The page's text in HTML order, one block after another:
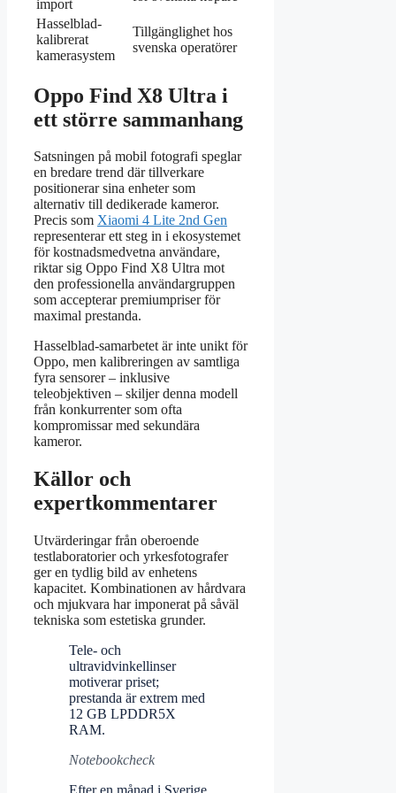
import
Hasselblad-
kalibrerat
kamerasystem
Tillgänglighet hos
svenska operatörer
Oppo Find X8 Ultra i
ett större sammanhang
Satsningen på mobil fotografi speglar
en bredare trend där tillverkare
positionerar sina enheter som
alternativ till dedikerade kameror.
Precis som Xiaomi 4 Lite 2nd Gen
representerar ett steg in i ekosystemet
för kostnadsmedvetna användare,
riktar sig Oppo Find X8 Ultra mot
den professionella användargruppen
som accepterar premiumpriser för
maximal prestanda.
Hasselblad-samarbetet är inte unikt för
Oppo, men kalibreringen av samtliga
fyra sensorer – inklusive
teleobjektiven – skiljer denna modell
från konkurrenter som ofta
kompromissar med sekundära
kameror.
Källor och
expertkommentarer
Utvärderingar från oberoende
testlaboratorier och yrkesfotografer
ger en tydlig bild av enhetens
kapacitet. Kombinationen av hårdvara
och mjukvara har imponerat på såväl
tekniska som estetiska grunder.
Tele- och
ultravidvinkellinser
motiverar priset;
prestanda är extrem med
12 GB LPDDR5X
RAM.
Notebookcheck